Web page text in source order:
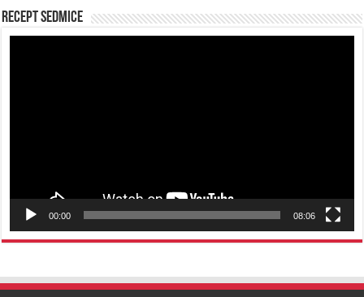
Recept sedmice
00:00 08:06